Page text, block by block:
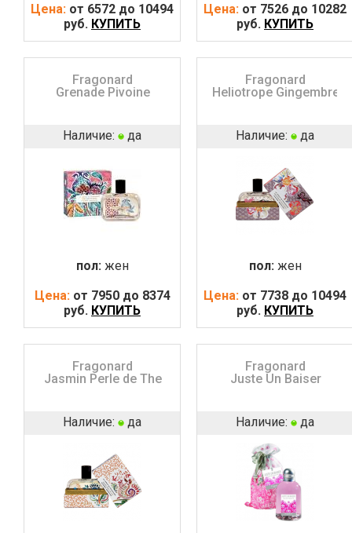
Цена: от 6572 до 10494
руб. КУПИТЬ
Цена: от 7526 до 10282
руб. КУПИТЬ
Fragonard
Grenade Pivoine
Наличие: да
пол: жен
Цена: от 7950 до 8374
руб. КУПИТЬ
Fragonard
Heliotrope Gingembre
Наличие: да
пол: жен
Цена: от 7738 до 10494
руб. КУПИТЬ
Fragonard
Jasmin Perle de The
Наличие: да
Fragonard
Juste Un Baiser
Наличие: да